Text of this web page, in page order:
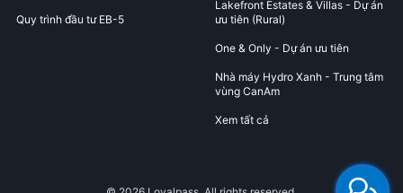
Quy trình đầu tư EB-5
Lakefront Estates & Villas - Dự án
ưu tiên (Rural)
One & Only - Dự án ưu tiên
Nhà máy Hydro Xanh - Trung tâm
vùng CanAm
Xem tất cả